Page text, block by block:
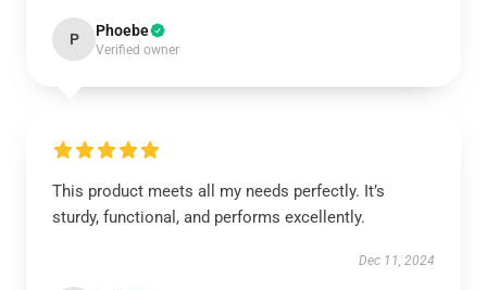
P Phoebe
Verified owner
This product meets all my needs perfectly. It’s
sturdy, functional, and performs excellently.
Dec 11, 2024